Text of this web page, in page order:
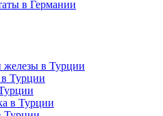
в Германии
железы в Турции
в Турции
в Турции